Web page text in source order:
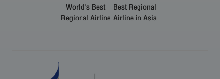
World's Best
Regional Airline
Best Regional
Airline in Asia